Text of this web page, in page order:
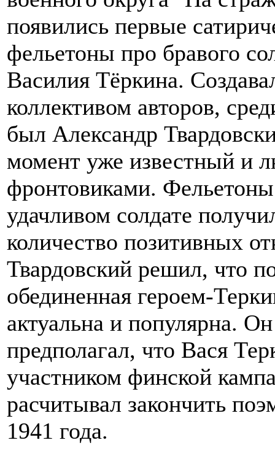
появились первые
фельетоны про бравого
Василия Тёркина.
коллективом авторов,
был Александр
момент уже известный и
фронтовиками.
удачливом солдате
количество позитивных
Твардовский решил, что
обединенная героем-
актуальна и популярна. Он
предполагал, что Вася
участником финской
расчитывал закончить
1941 года.